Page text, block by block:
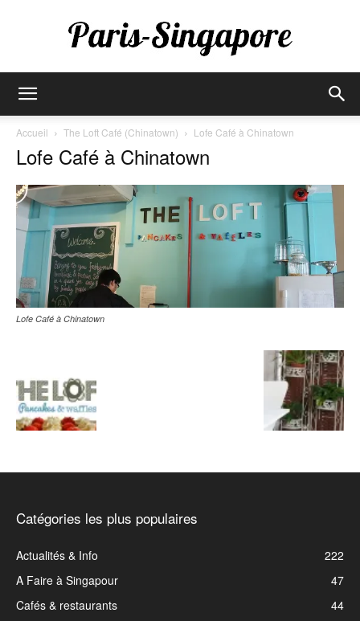
Singapore
Accueil The Loft Café (Chinatown) Lofe Café à Chinatown
Lofe Café à Chinatown
Lofe Café à Chinatown
Catégories les plus populaires
Actualités & Info
222
A Faire à Singapour
47
Cafés & restaurants
44